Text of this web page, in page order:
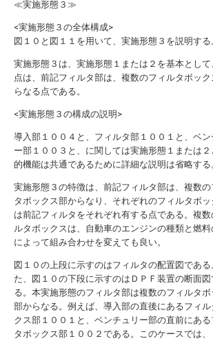
≪実施形態３≫
<実施形態３の全体構成>
図１０と図１１を用いて、実施形態３を説明する
実施形態３は、実施形態１または２を基本として
点は、前記フィルタ部は、複数のフィルタボッ
らなる点である。
<実施形態３の構成の説明>
導入部１００４と、フィルタ部１００１と、ベン
ー部１００３と、に関しては実施形態１または
的機能は共通であるために詳細な説明は省略する
実施形態３の特徴は、前記フィルタ部は、複数の
タボックス部からなり、それぞれのフィルタボ
は前記フィルタをそれぞれ有する点である。複数
ルタボックスは、自動車のエンジンの種類と燃
によって組み合わせを変えても良い。
図１０の上段に示すのはフィルタの配置図である
た、図１０の下段に示すのはＤＰＦ装置の断面図
る。本実施形態のフィルタ部は複数のフィルタボ
部からなる。例えば、導入部の直後にあるフィル
クス部１００１と、ベンチュリー部の直前にあ
タボックス部１００２である。このケースでは